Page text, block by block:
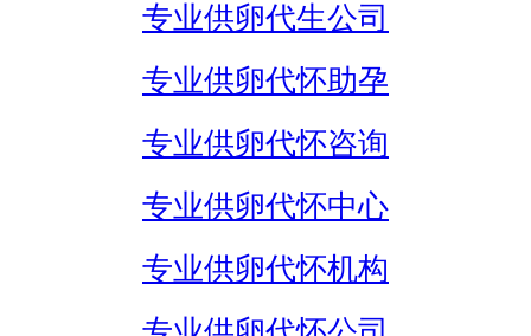
专业供卵代生公司
专业供卵代怀助孕
专业供卵代怀咨询
专业供卵代怀中心
专业供卵代怀机构